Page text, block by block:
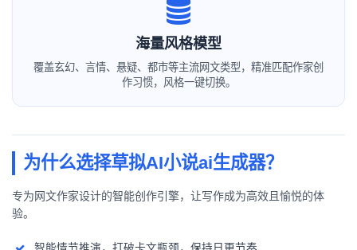
海量风格模型
覆盖玄幻、言情、悬疑、都市等主流网文类型，精准匹配作家创
作习惯，风格一键切换。
为什么选择草拟AI小说ai生成器？
专为网文作家设计的智能创作引擎，让写作成为高效且愉悦的体
验。